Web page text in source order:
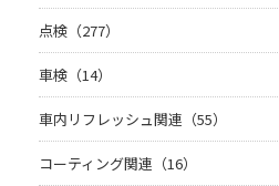
点検（277）
車検（14）
車内リフレッシュ関連（55）
コーティング関連（16）